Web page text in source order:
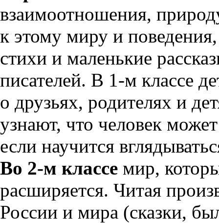
взаимоотношения,
к этому миру и
стихи и маленькие
писателей. В 1-м классе
о друзьях, родителях и
узнают, что человек
если научится
Во 2-м классе мир,
расширяется. Читая
России и мира (сказки,